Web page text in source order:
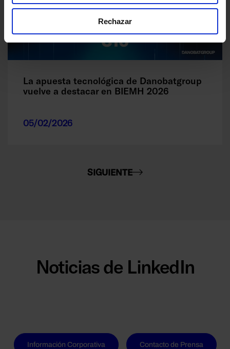
Rechazar
La apuesta tecnológica de Danobatgroup
vuelve a destacar en BIEMH 2026
05/02/2026
SIGUIENTE
Noticias de LinkedIn
Información Corporativa Contacto de Prensa